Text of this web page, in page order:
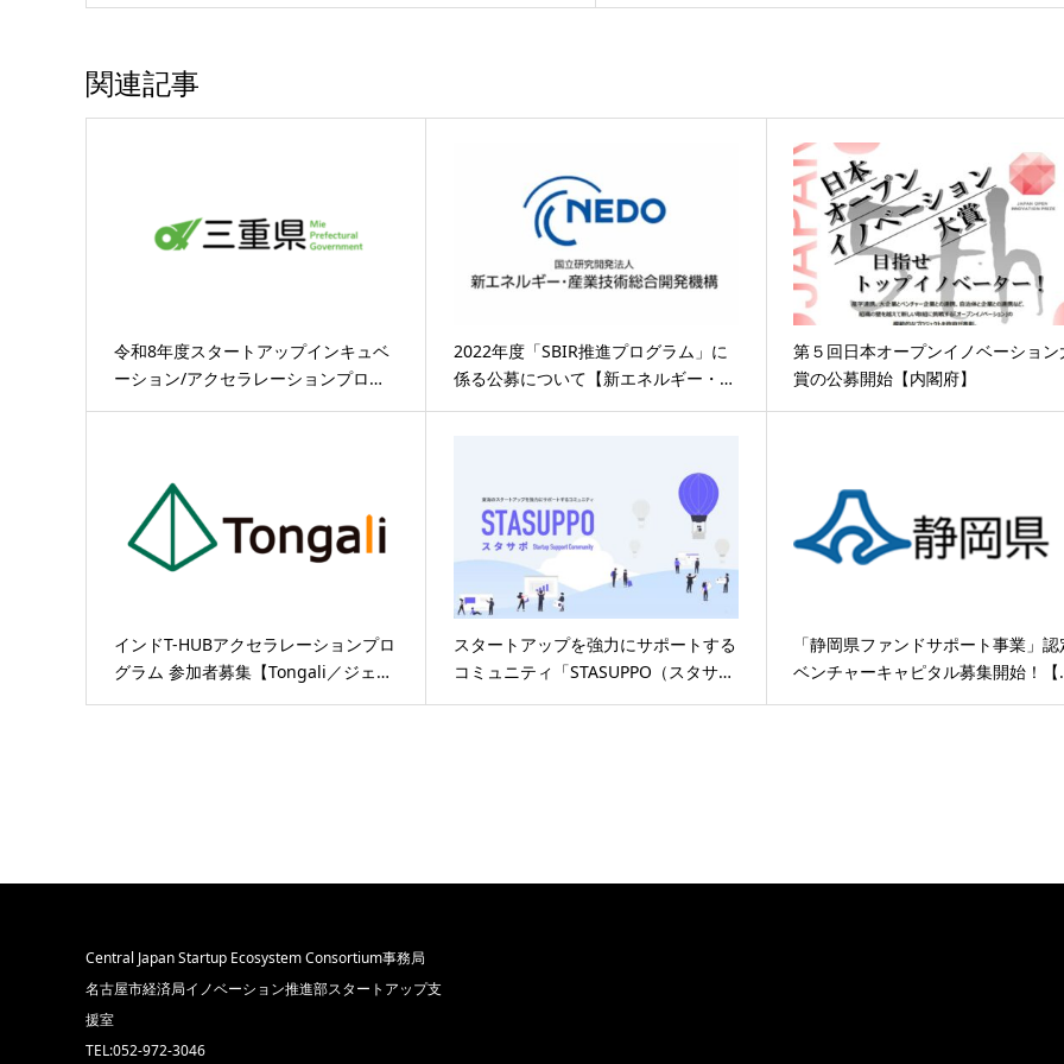
者を募集します！～【愛知県】
関連記事
令和8年度スタートアップインキュベ
ーション/アクセラレーションプロ…
2022年度「SBIR推進プログラム」に
係る公募について【新エネルギー・…
第５回日本オープンイノベーション
賞の公募開始【内閣府】
インドT-HUBアクセラレーションプロ
グラム 参加者募集【Tongali／ジェ…
スタートアップを強力にサポートする
コミュニティ「STASUPPO（スタサ…
「静岡県ファンドサポート事業」
ベンチャーキャピタル募集開始！
Central Japan Startup Ecosystem Consortium事務局
名古屋市経済局イノベーション推進部スタートアップ支
援室
TEL:052-972-3046